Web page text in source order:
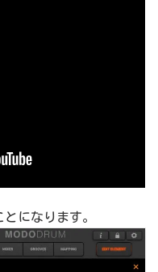
とになります。